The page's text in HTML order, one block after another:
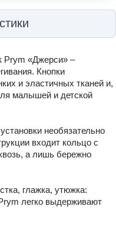
Prym «Джерси» –
Кнопки
и эластичных тканей и,
малышей и детской
необязательно
входит кольцо с
а лишь бережно
глажка, утюжка:
легко выдерживают